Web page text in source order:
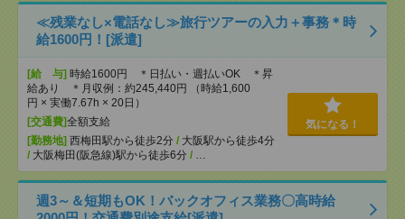
≪残業なし×電話なし≫旅行ツアーの入力＋事務＊時
給1600円！[派遣]
[給 与] 時給1600円 ＊日払い・週払いOK ＊昇
給あり ＊月収例：約245,440円 （時給1,600
円 × 実働7.67h × 20日）
[交通費]全額支給
[勤務地] 西梅田駅から徒歩2分 / 大阪駅から徒歩4分
/ 大阪梅田(阪急線)駅から徒歩6分 / …
気になる！
週3～＆短期もOK！バックオフィス業務〇高時給